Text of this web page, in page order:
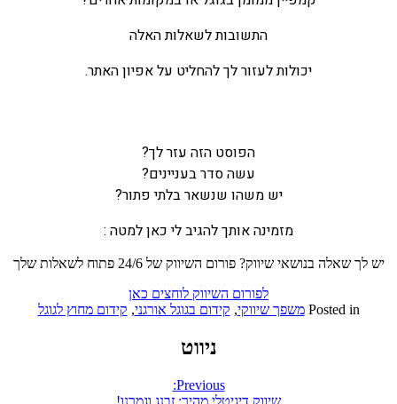
התשובות לשאלות האלה
יכולות לעזור לך להחליט על אפיון האתר.
הפוסט הזה עזר לך?
עשה סדר בעניינים?
יש משהו שנשאר בלתי פתור?
מזמינה אותך להגיב לי כאן למטה :
יש לך שאלה בנושאי שיווק? פורום השיווק של 24/6 פתוח לשאלות שלך
לפורום השיווק לוחצים כאן
Posted in משפך שיווקי, קידום בגוגל אורגני, קידום מחוץ לגוגל
ניווט
Previous: